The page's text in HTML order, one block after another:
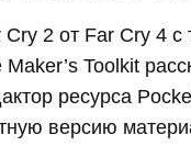
2 от Far Cry 4
Toolkit
ресурса
версию